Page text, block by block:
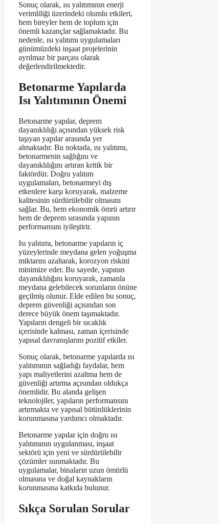
Sonuç olarak, ısı yalıtımının enerji
verimliliği üzerindeki olumlu etkileri,
hem bireyler hem de toplum için
önemli kazançlar sağlamaktadır. Bu
nedenle, ısı yalıtımı uygulamaları
günümüzdeki inşaat projelerinin
ayrılmaz bir parçası olarak
değerlendirilmektedir.
Betonarme Yapılarda
Isı Yalıtımının Önemi
Betonarme yapılar, deprem
dayanıklılığı açısından yüksek risk
taşıyan yapılar arasında yer
almaktadır. Bu noktada, ısı yalıtımı,
betonarmenin sağlığını ve
dayanıklılığını artıran kritik bir
faktördür. Doğru yalıtım
uygulamaları, betonarmeyi dış
etkenlere karşı koruyarak, malzeme
kalitesinin sürdürülebilir olmasını
sağlar. Bu, hem ekonomik ömrü artırır
hem de deprem sırasında yapının
performansını iyileştirir.
Isı yalıtımı, betonarme yapıların iç
yüzeylerinde meydana gelen yoğuşma
miktarını azaltarak, korozyon riskini
minimize eder. Bu sayede, yapının
dayanıklılığını koruyarak, zamanla
meydana gelebilecek sorunların önüne
geçilmiş olunur. Elde edilen bu sonuç,
deprem güvenliği açısından son
derece büyük önem taşımaktadır.
Yapıların dengeli bir sıcaklık
içerisinde kalması, zaman içerisinde
yapısal davranışlarını pozitif etkiler.
Sonuç olarak, betonarme yapılarda ısı
yalıtımının sağladığı faydalar, hem
yapı maliyetlerini azaltma hem de
güvenliği artırma açısından oldukça
önemlidir. Bu alanda gelişen
teknolojiler, yapıların performansını
artırmakta ve yapısal bütünlüklerinin
korunmasına yardımcı olmaktadır.
Betonarme yapılar için doğru ısı
yalıtımının uygulanması, inşaat
sektörü için yeni ve sürdürülebilir
çözümler sunmaktadır. Bu
uygulamalar, binaların uzun ömürlü
olmasına ve doğal kaynakların
korunmasına katkıda bulunur.
Sıkça Sorulan Sorular